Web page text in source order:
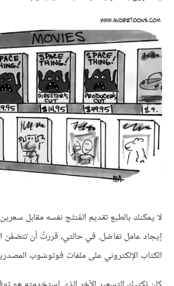
لا يمكنك بالطبع تقديم المُنتَج نفسه مقابل
إيجاد عامل تفاضل. في حالتي، قررتُ أن تتضمَّن
الكتاب الإلكتروني على ملفات فوتوشوب